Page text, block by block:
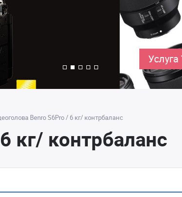
Услуга
Benro S6Pro / 6 кг/ контрбаланс
кг/ контрбаланс